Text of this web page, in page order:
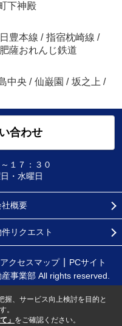
下神殿
日豊本線 / 指宿枕崎線 /
肥薩おれんじ鉄道
中央 / 仙巌園 / 坂之上 /
合わせ
１７：３０
・水曜日
社概要
件リクエスト
アクセスマップ
PCサイト
事業部 All rights reserved.
握、サービス向上検討を目的と
。
」 をご確認ください。